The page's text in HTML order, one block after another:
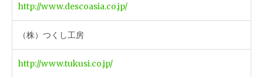
http://www.descoasia.co.jp/
（株）つくし工房
http://www.tukusi.co.jp/